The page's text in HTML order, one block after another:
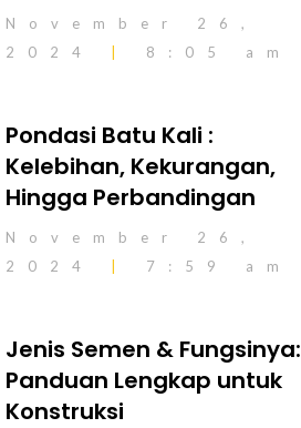
November 26,
2024
8:05 am
Pondasi Batu Kali :
Kelebihan, Kekurangan,
Hingga Perbandingan
November 26,
2024
7:59 am
Jenis Semen & Fungsinya:
Panduan Lengkap untuk
Konstruksi